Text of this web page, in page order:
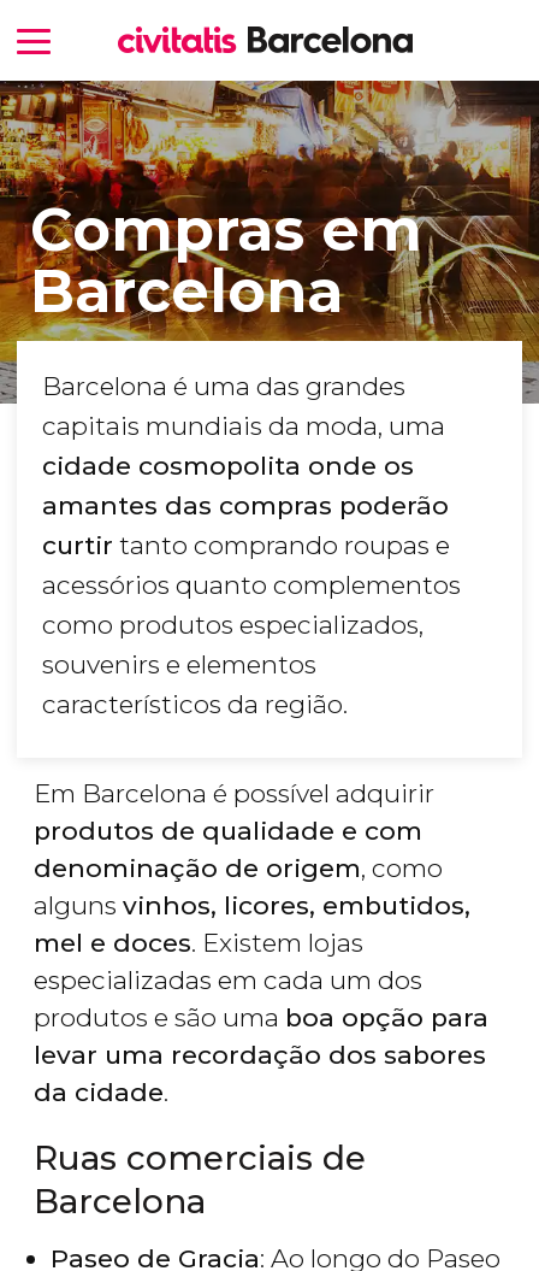
Compras em
Barcelona
Barcelona é uma das grandes
capitais mundiais da moda, uma
cidade cosmopolita onde os
amantes das compras poderão
curtir tanto comprando roupas e
acessórios quanto complementos
como produtos especializados,
souvenirs e elementos
característicos da região.
Em Barcelona é possível adquirir
produtos de qualidade e com
denominação de origem, como
alguns vinhos, licores, embutidos,
mel e doces. Existem lojas
especializadas em cada um dos
produtos e são uma boa opção para
levar uma recordação dos sabores
da cidade.
Ruas comerciais de
Barcelona
Paseo de Gracia: Ao longo do Paseo